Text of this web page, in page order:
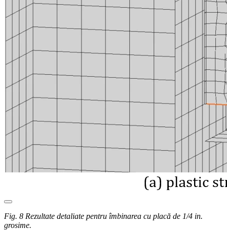
Fig. 8 Rezultate detaliate pentru îmbinarea cu placă de 1/4 in.
grosime.